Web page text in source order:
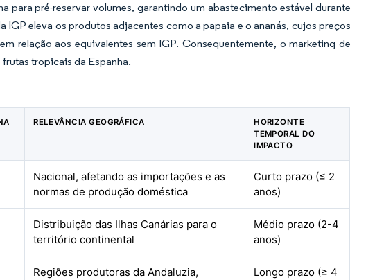
pré-reservar volumes, garantindo um abastecimento estável durante
eleva os produtos adjacentes como a papaia e o ananás, cujos preços
relação aos equivalentes sem IGP. Consequentemente, o marketing de
tropicais da Espanha.
RELEVÂNCIA GEOGRÁFICA
HORIZONTE
TEMPORAL DO
IMPACTO
Nacional, afetando as importações e as
normas de produção doméstica
Curto prazo (≤ 2
anos)
Distribuição das Ilhas Canárias para o
território continental
Médio prazo (2-4
anos)
Regiões produtoras da Andaluzia,
Longo prazo (≥ 4